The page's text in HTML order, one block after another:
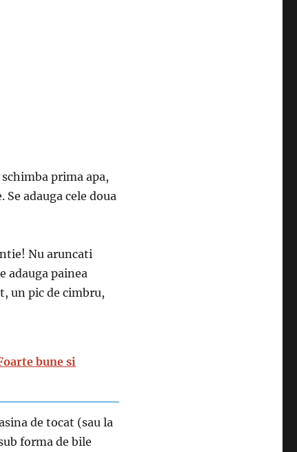
prima apa,
adauga cele doua
Nu aruncati
adauga painea
un pic de cimbru,
bune si
de tocat (sau la
forma de bile